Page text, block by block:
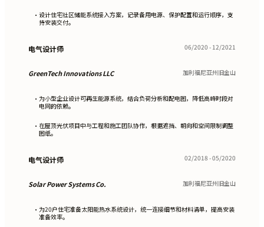
• 设计住宅社区储能系统接入方案，记录备用电源、保护配置和运行顺序，支
持安装交付。
电气设计师 06/2020 - 12/2021
GreenTech Innovations LLC 加利福尼亚州旧金山
• 为小型企业设计可再生能源系统，结合负荷分析和配电图，降低高峰时段对
电网的依赖。
• 在屋顶光伏项目中与工程和施工团队协作，根据遮挡、朝向和空间限制调整
图纸。
电气设计师 02/2018 - 05/2020
Solar Power Systems Co. 加利福尼亚州旧金山
• 为20户住宅准备太阳能热水系统设计，统一连接细节和材料清单，提高安装
准备效率。